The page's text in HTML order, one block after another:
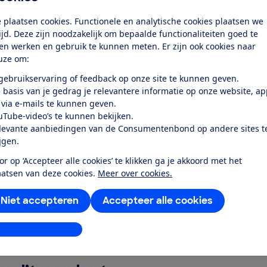
plaatsen cookies. Functionele en analytische cookies plaatsen we
Deze zijn noodzakelijk om bepaalde functionaliteiten goed te
werken en gebruik te kunnen meten. Er zijn ook cookies naar
om:
of feedback op onze site te kunnen geven.
basis van je gedrag je relevantere informatie op onze website,
e-mails te kunnen geven.
video’s te kunnen bekijken.
aanbiedingen van de Consumentenbond op andere sites
op ‘Accepteer alle cookies’ te klikken ga je akkoord met het
van deze cookies. Meer over cookies.
Accepteer alle cookies
Niet accepteren
aanpassen
mensen met een beperking
toegang tot deze test?
Al lid? Log in